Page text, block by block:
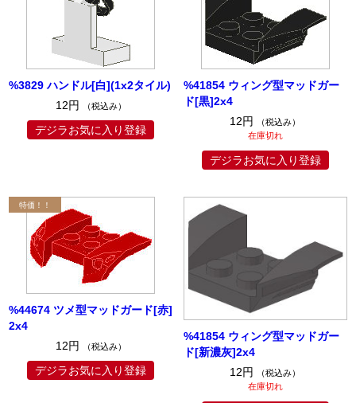
%3829 ハンドル[白](1x2タイル)
12円
（税込み）
デジラお気に入り登録
%41854 ウィング型マッドガー
ド[黒]2x4
12円
（税込み）
在庫切れ
デジラお気に入り登録
%44674 ツメ型マッドガード[赤]
2x4
12円
（税込み）
デジラお気に入り登録
%41854 ウィング型マッドガー
ド[新濃灰]2x4
12円
（税込み）
在庫切れ